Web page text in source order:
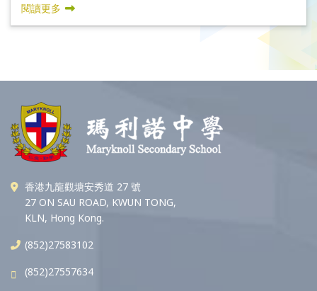
閱讀更多
香港九龍觀塘安秀道 27 號
27 ON SAU ROAD, KWUN TONG,
KLN, Hong Kong.
(852)27583102
(852)27557634